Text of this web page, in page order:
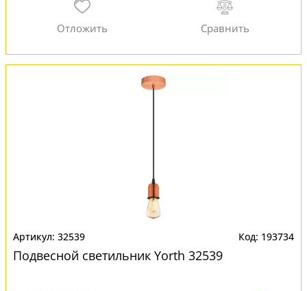
32539 193734
Подвесной светильник Yorth 32539